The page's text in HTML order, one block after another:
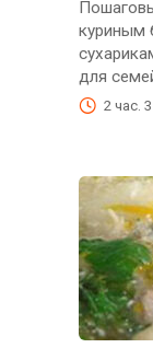
куриным
для
2 час.